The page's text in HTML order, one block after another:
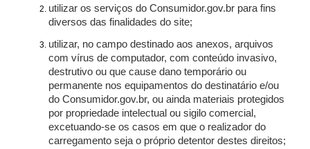
utilizar os serviços do Consumidor.gov.br para fins
diversos das finalidades do site;
utilizar, no campo destinado aos anexos, arquivos
com vírus de computador, com conteúdo invasivo,
destrutivo ou que cause dano temporário ou
permanente nos equipamentos do destinatário e/ou
do Consumidor.gov.br, ou ainda materiais protegidos
por propriedade intelectual ou sigilo comercial,
excetuando-se os casos em que o realizador do
carregamento seja o próprio detentor destes direitos;